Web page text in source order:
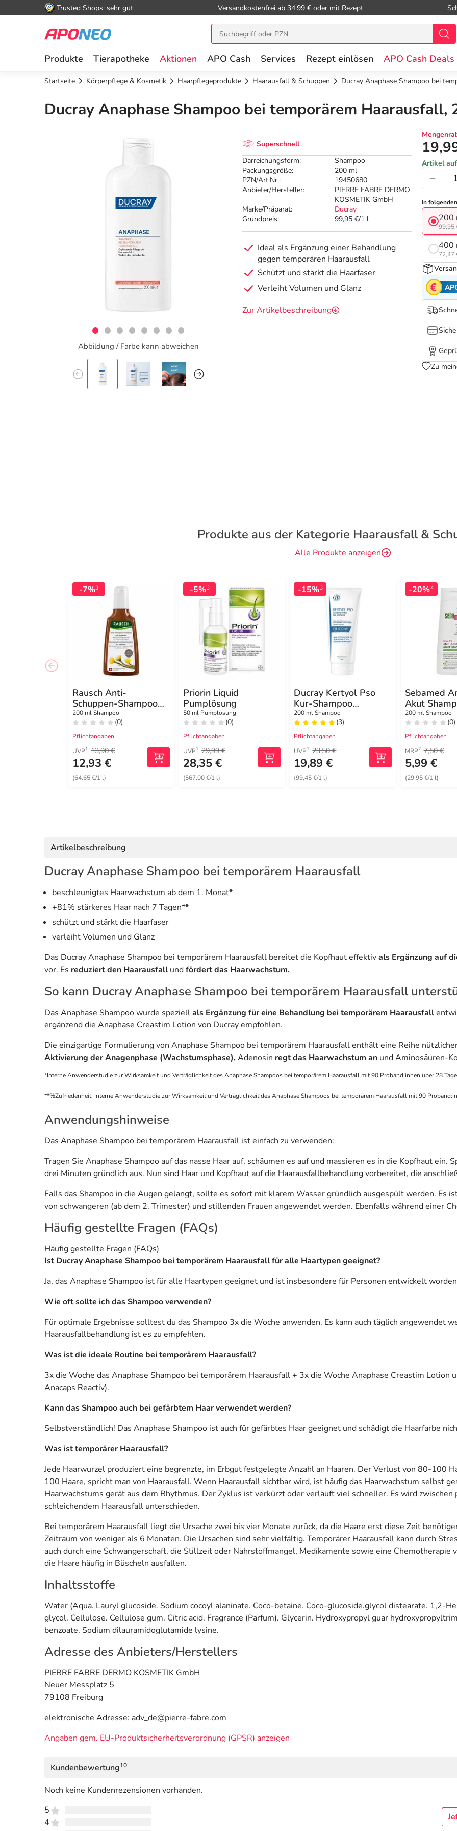
Trusted Shops: sehr gut Versandkostenfrei ab 34.99 € oder mit Rezept
Produkte Tierapotheke Aktionen APO Cash Services Rezept einlösen APO Cash Deals
Startseite Körperpflege & Kosmetik Haarpflegeprodukte Haarausfall & Schuppen Ducray Anaphase Shampoo bei
Ducray Anaphase Shampoo bei temporärem Haarausfall,
Abbildung / Farbe kann abweichen
Superschnell
Darreichungsform:
Shampoo
Packungsgröße:
200 ml
PZN/Art.Nr.:
19450680
Anbieter/Hersteller:
PIERRE FABRE DERMO
KOSMETIK GmbH
Marke/Präparat:
Ducray
Grundpreis:
99,95 €/1 l
Ideal als Ergänzung einer Behandlung
gegen temporären Haarausfall
Schützt und stärkt die Haarfaser
Verleiht Volumen und Glanz
Zur Artikelbeschreibung
Artikel
In
200
99,95
400
72,47
Zu
Produkte aus der Kategorie Haarausfall &
Alle Produkte anzeigen
-7%3
Rausch Anti-
Schuppen-Shampoo
mit Huflattich
200 ml Shampoo
(0)
Pflichtangaben
UVP1 13,90 €
12,93 €
(64,65 €/1 l)
-5%3
Priorin Liquid
Pumplösung
50 ml Pumplösung
(0)
Pflichtangaben
UVP1 29,99 €
28,35 €
(567,00 €/1 l)
-15%3
Ducray Kertyol Pso
Kur-Shampoo
Psoriasis
200 ml Shampoo
(3)
Pflichtangaben
UVP1 23,50 €
19,89 €
(99,45 €/1 l)
-20%4
Sebamed
Akut
200 ml Shampoo
(0)
Pflichtangaben
MRP2 7,50 €
5,99 €
(29,95 €/1 l)
Artikelbeschreibung
Ducray Anaphase Shampoo bei temporärem Haarausfall
beschleunigtes Haarwachstum ab dem 1. Monat*
+81% stärkeres Haar nach 7 Tagen**
schützt und stärkt die Haarfaser
verleiht Volumen und Glanz
Das Ducray Anaphase Shampoo bei temporärem Haarausfall bereitet die Kopfhaut effektivals Ergänzung auf
vor. Es reduziert den Haarausfall undfördert das Haarwachstum.
So kann Ducray Anaphase Shampoo bei temporärem Haarausfall
Das Anaphase Shampoo wurde speziellals Ergänzung für eine Behandlung bei temporärem Haarausfall
ergänzend die Anaphase Creastim Lotion von Ducray empfohlen.
Die einzigartige Formulierung von Anaphase Shampoo bei temporärem Haarausfall enthält eine Reihe
Aktivierung der Anagenphase (Wachstumsphase),Adenosin regt das Haarwachstum an und Aminosäuren-
*Interne Anwenderstudie zur Wirksamkeit und Verträglichkeit des Anaphase Shampoos bei temporärem Haarausfall mit 90 Proband:innen über 28
**%Zufriedenheit. Interne Anwenderstudie zur Wirksamkeit und Verträglichkeit des Anaphase Shampoos bei temporärem Haarausfall mit 90
Anwendungshinweise
Das Anaphase Shampoo bei temporärem Haarausfall ist einfach zu verwenden:
Tragen Sie Anaphase Shampoo auf das nasse Haar auf, schäumen es auf und massieren es in die Kopfhaut ein.
drei Minuten gründlich aus. Nun sind Haar und Kopfhaut auf die Haarausfallbehandlung vorbereitet, die
Falls das Shampoo in die Augen gelangt, sollte es sofort mit klarem Wasser gründlich ausgespült werden. Es
von schwangeren (ab dem 2. Trimester) und stillenden Frauen angewendet werden. Ebenfalls während einer
Häufig gestellte Fragen (FAQs)
Häufig gestellte Fragen (FAQs)
Ist Ducray Anaphase Shampoo bei temporärem Haarausfall für alle Haartypen geeignet?
Ja, das Anaphase Shampoo ist für alle Haartypen geeignet und ist insbesondere für Personen entwickelt
Wie oft sollte ich das Shampoo verwenden?
Für optimale Ergebnisse solltest du das Shampoo 3x die Woche anwenden. Es kann auch täglich angewendet
Haarausfallbehandlung ist es zu empfehlen.
Was ist die ideale Routine bei temporärem Haarausfall?
3x die Woche das Anaphase Shampoo bei temporärem Haarausfall + 3x die Woche Anaphase Creastim Lotion
Anacaps Reactiv).
Kann das Shampoo auch bei gefärbtem Haar verwendet werden?
Selbstverständlich! Das Anaphase Shampoo ist auch für gefärbtes Haar geeignet und schädigt die Haarfarbe
Was ist temporärer Haarausfall?
Jede Haarwurzel produziert eine begrenzte, im Erbgut festgelegte Anzahl an Haaren. Der Verlust von 80-100
100 Haare, spricht man von Haarausfall. Wenn Haarausfall sichtbar wird, ist häufig das Haarwachstum selbst
Haarwachstums gerät aus dem Rhythmus. Der Zyklus ist verkürzt oder verläuft viel schneller. Es wird
schleichendem Haarausfall unterschieden.
Bei temporärem Haarausfall liegt die Ursache zwei bis vier Monate zurück, da die Haare erst diese Zeit
Zeitraum von weniger als 6 Monaten. Die Ursachen sind sehr vielfältig. Temporärer Haarausfall kann durch
auch durch eine Schwangerschaft, die Stillzeit oder Nährstoffmangel, Medikamente sowie eine Chemotherapie
die Haare häufig in Büscheln ausfallen.
Inhaltsstoffe
Water (Aqua. Lauryl glucoside. Sodium cocoyl alaninate. Coco-betaine. Coco-glucoside.glycol distearate. 1,2-
glycol. Cellulose. Cellulose gum. Citric acid. Fragrance (Parfum). Glycerin. Hydroxypropyl guar
benzoate. Sodium dilauramidoglutamide lysine.
Adresse des Anbieters/Herstellers
PIERRE FABRE DERMO KOSMETIK GmbH
Neuer Messplatz 5
79108 Freiburg
elektronische Adresse: adv_de@pierre-fabre.com
Angaben gem. EU-Produktsicherheitsverordnung (GPSR) anzeigen
Kundenbewertung10
Noch keine Kundenrezensionen vorhanden.
5
4